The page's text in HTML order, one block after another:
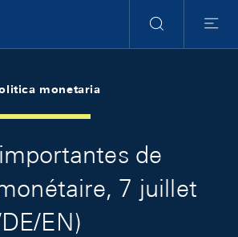
Ricerca
Menu
monetaria
de
7 juillet
EN)